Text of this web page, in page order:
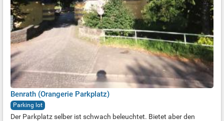
Benrath (Orangerie Parkplatz)
Parking lot
Der Parkplatz selber ist schwach beleuchtet. Bietet aber den